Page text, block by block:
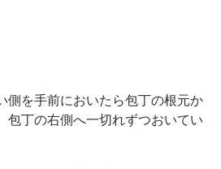
側を手前においたら包丁の根元か
包丁の右側へ一切れずつおいてい